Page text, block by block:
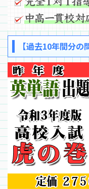
【過去10年間分